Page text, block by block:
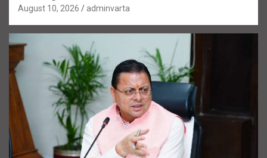
August 10, 2026 adminvarta